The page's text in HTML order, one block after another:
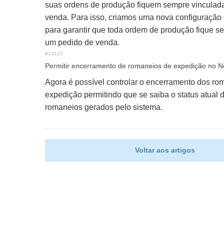
suas ordens de produção fiquem sempre
venda. Para isso, criamos uma nova
para garantir que toda ordem de produção fique
um pedido de venda.
#13122
Permitir encerramento de romaneios de expedição no
Agora é possível controlar o encerramento dos
expedição permitindo que se saiba o status atual
romaneios gerados pelo sistema.
Voltar aos artigos